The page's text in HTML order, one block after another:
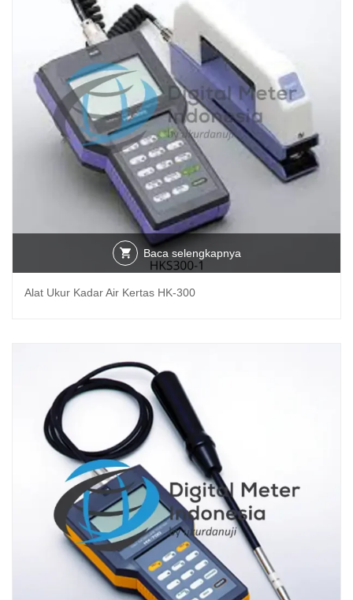
Baca selengkapnya
Alat Ukur Kadar Air Kertas HK-300